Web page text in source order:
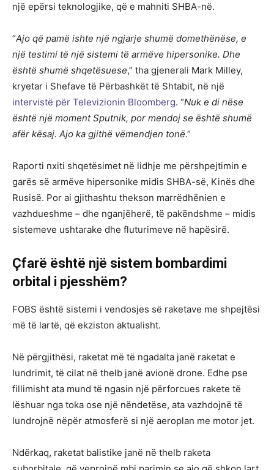
një epërsi teknologjike, që e mahniti SHBA-në.
“Ajo që pamë ishte një ngjarje shumë domethënëse, e
një testimi të një sistemi të armëve hipersonike. Dhe
është shumë shqetësuese,” tha gjenerali Mark Milley,
kryetar i Shefave të Përbashkët të Shtabit, në një
intervistë për Televizionin Bloomberg. “Nuk e di nëse
është një moment Sputnik, por mendoj se është shumë
afër kësaj. Ajo ka gjithë vëmendjen tonë.”
Raporti nxiti shqetësimet në lidhje me përshpejtimin e
garës së armëve hipersonike midis SHBA-së, Kinës dhe
Rusisë. Por ai gjithashtu thekson marrëdhënien e
vazhdueshme – dhe nganjëherë, të pakëndshme – midis
sistemeve ushtarake dhe fluturimeve në hapësirë.
Çfarë është një sistem bombardimi
orbital i pjesshëm?
FOBS është sistemi i vendosjes së raketave me shpejtësi
më të lartë, që ekziston aktualisht.
Në përgjithësi, raketat më të ngadalta janë raketat e
lundrimit, të cilat në thelb janë avionë drone. Edhe pse
fillimisht ata mund të ngasin një përforcues rakete të
lëshuar nga toka ose një nëndetëse, ata vazhdojnë të
lundrojnë nëpër atmosferë si një aeroplan me motor jet.
Ndërkaq, raketat balistike janë në thelb raketa